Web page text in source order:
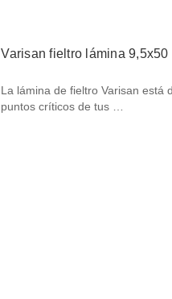
Varisan fieltro lámina 9,5x50
La lámina de fieltro Varisan está
puntos críticos de tus …